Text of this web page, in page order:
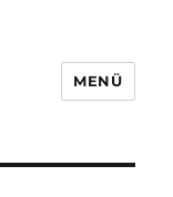
MENÜ